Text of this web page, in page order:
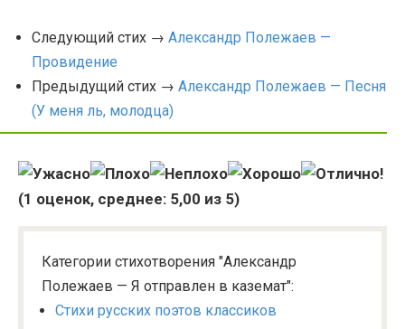
Следующий стих → Александр Полежаев —
Провидение
Предыдущий стих → Александр Полежаев — Песня
(У меня ль, молодца)
(1 оценок, среднее: 5,00 из 5)
Категории стихотворения "Александр
Полежаев — Я отправлен в каземат":
Стихи русских поэтов классиков